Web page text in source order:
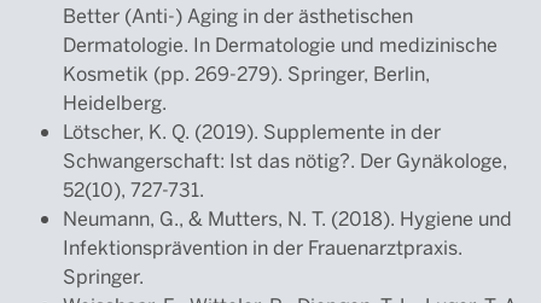
Better (Anti-) Aging in der ästhetischen
Dermatologie. In Dermatologie und medizinische
Kosmetik (pp. 269-279). Springer, Berlin,
Heidelberg.
Lötscher, K. Q. (2019). Supplemente in der
Schwangerschaft: Ist das nötig?. Der Gynäkologe,
52(10), 727-731.
Neumann, G., & Mutters, N. T. (2018). Hygiene und
Infektionsprävention in der Frauenarztpraxis.
Springer.